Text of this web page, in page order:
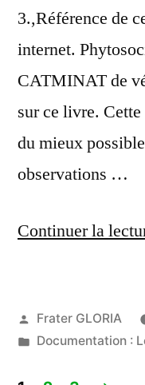
3.,Référence de
internet.
CATMINAT de
sur ce livre.
du mieux
observations …
Continuer la
Publié
par
Frater GLORIA
Publié
Documentation :